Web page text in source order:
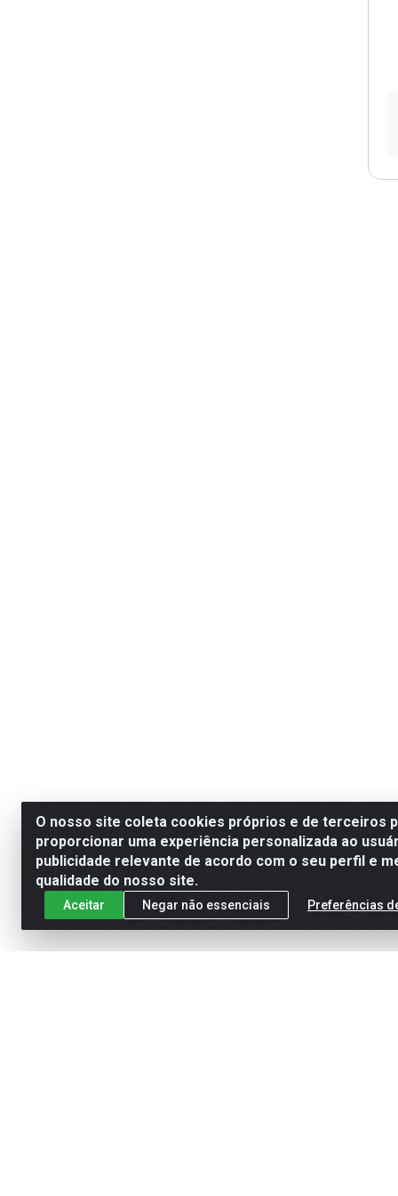
O nosso site coleta cookies próprios e de terceiros
proporcionar uma experiência personalizada ao
publicidade relevante de acordo com o seu perfil e
qualidade do nosso site.
Aceitar Negar não essenciais Preferências